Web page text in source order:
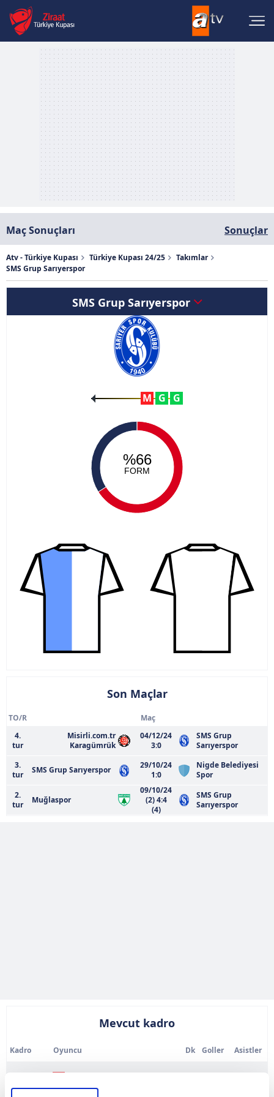
Maç Sonuçları Sonuçlar
Atv - Türkiye Kupası Türkiye Kupası 24/25
Takımlar
SMS Grup Sarıyerspor
SMS Grup Sarıyerspor
M G G
%66
FORM
Son Maçlar
TO/R
Maç
4.
tur
Misirli.com.tr
Karagümrük
04/12/24
3:0
SMS Grup
Sarıyerspor
3.
tur
SMS Grup Sarıyerspor
29/10/24
1:0
Nigde Belediyesi
Spor
2.
tur
Muğlaspor
09/10/24
(2) 4:4
(4)
SMS Grup
Sarıyerspor
Mevcut kadro
Kadro Oyuncu Dk Goller Asistler
KAL 1 Serdar Kulbilge 0 0 0